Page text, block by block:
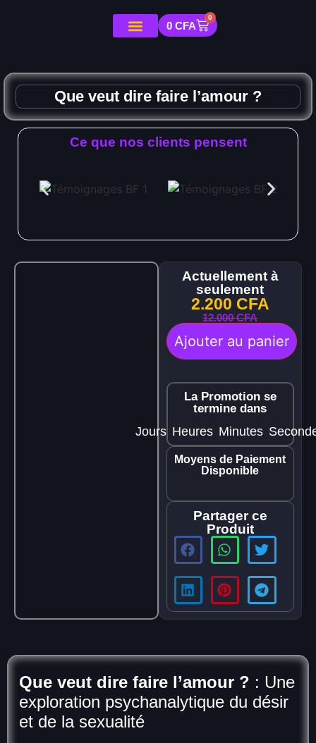
0 CFA
0
Que veut dire faire l’amour ?
Ce que nos clients pensent
Actuellement à
seulement
2.200 CFA
12.000CFA
Ajouter au panier
La Promotion se
termine dans
Jours Heures Minutes
Moyens de Paiement
Disponible
Partager ce
Produit
Que veut dire faire l’amour ? : Une
exploration psychanalytique du désir
et de la sexualité